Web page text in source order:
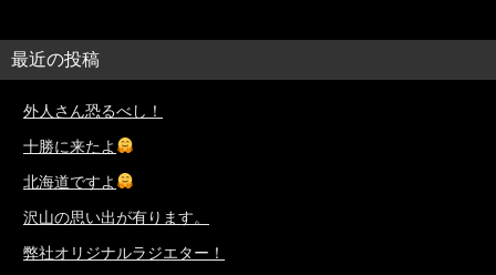
最近の投稿
外人さん恐るべし！
十勝に来たよ
北海道ですよ
沢山の思い出が有ります。
弊社オリジナルラジエター！